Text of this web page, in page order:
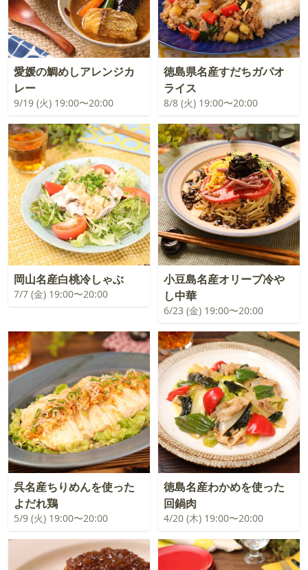
愛媛の鯛めしアレンジカ
レー
9/19 (火) 19:00〜20:00
徳島県名産すだちガパオ
ライス
8/8 (火) 19:00〜20:00
岡山名産白桃冷しゃぶ
7/7 (金) 19:00〜20:00
小豆島名産オリーブ冷や
し中華
6/23 (金) 19:00〜20:00
呉名産ちりめんを使った
よだれ鶏
5/9 (火) 19:00〜20:00
徳島名産わかめを使った
回鍋肉
4/20 (木) 19:00〜20:00